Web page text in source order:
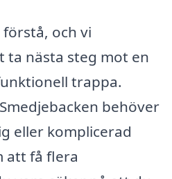
och vi
nästa steg mot en
trappa.
behöver
eller komplicerad
att få flera